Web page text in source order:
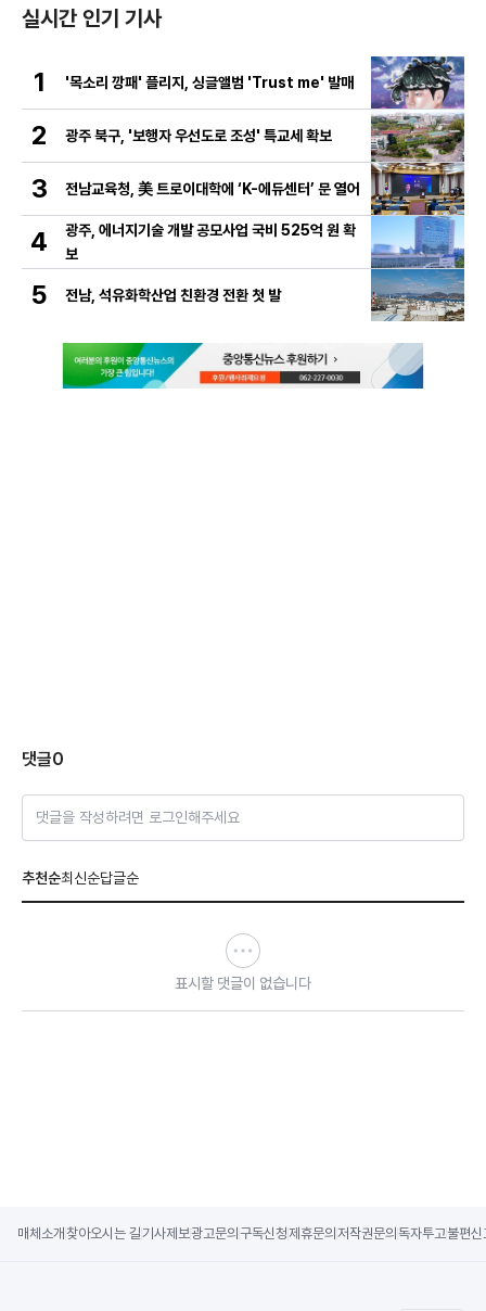
실시간 인기 기사
1 '목소리 깡패' 플리지, 싱글앨범 'Trust me' 발매
2 광주 북구, '보행자 우선도로 조성' 특교세 확보
3 전남교육청, 美 트로이대학에 ‘K-에듀센터’ 문 열어
4
광주, 에너지기술 개발 공모사업 국비 525억 원 확
보
5 전남, 석유화학산업 친환경 전환 첫 발
댓글0
댓글을 작성하려면 로그인해주세요
추천순최신순답글순
표시할 댓글이 없습니다
매체소개 찾아오시는 길기사제보광고문의 구독신청제휴문의 저작권문의 독자투고불편신